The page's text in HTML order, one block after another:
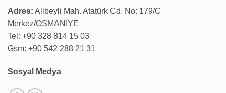
Adres: Alibeyli Mah. Atatürk Cd. No: 179/C
Merkez/OSMANİYE
Tel: +90 328 814 15 03
Gsm: +90 542 288 21 31
Sosyal Medya